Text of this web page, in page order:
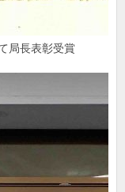
局長表彰受賞